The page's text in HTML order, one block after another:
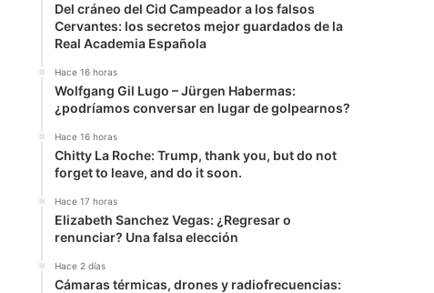
Del cráneo del Cid Campeador a los falsos
Cervantes: los secretos mejor guardados de la
Real Academia Española
Hace 16 horas
Wolfgang Gil Lugo – Jürgen Habermas:
¿podríamos conversar en lugar de golpearnos?
Hace 16 horas
Chitty La Roche: Trump, thank you, but do not
forget to leave, and do it soon.
Hace 17 horas
Elizabeth Sanchez Vegas: ¿Regresar o
renunciar? Una falsa elección
Hace 2 días
Cámaras térmicas, drones y radiofrecuencias: